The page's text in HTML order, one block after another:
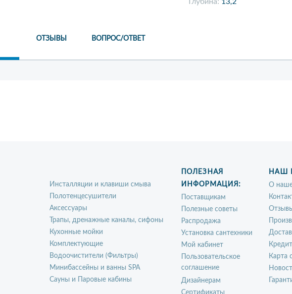
ОТЗЫВЫ ВОПРОС/ОТВЕТ
Инсталляции и клавиши смыва
Полотенцесушители
Аксессуары
Трапы, дренажные каналы, сифоны
Кухонные мойки
Комплектующие
Водоочистители (Фильтры)
Минибассейны и ванны SPA
Сауны и Паровые кабины
ПОЛЕЗНАЯ
ИНФОРМАЦИЯ:
Поставщикам
Полезные советы
Распродажа
Установка сантехники
Мой кабинет
Пользовательское
соглашение
Дизайнерам
Сертификаты
НАШ
О
Карта